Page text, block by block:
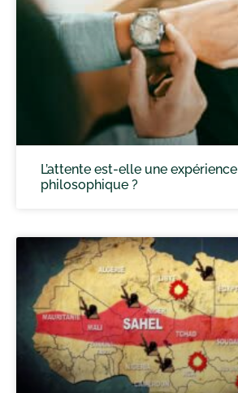
L’attente est-elle une expérience
philosophique ?